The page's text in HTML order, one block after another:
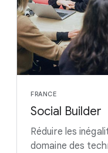
FRANCE
Social Builder
Réduire les
domaine des